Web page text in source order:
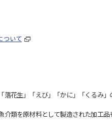
ついて
花生」「えび」「かに」「くるみ
類を原材料として製造された加工